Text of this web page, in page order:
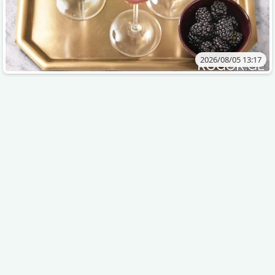
2026/08/05 13:17